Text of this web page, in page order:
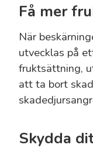
Få mer
När
utvecklas på
fruktsättning,
att ta bort
Skydda